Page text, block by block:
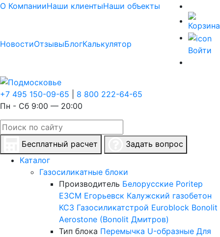
О КомпанииНаши клиентыНаши объекты
НовостиОтзывыБлогКалькулятор
Войти
+7 495 150-09-65
8 800 222-64-65
Пн - Сб 9:00 — 20:00
Бесплатный расчет
Задать вопрос
Каталог
Газосиликатные блоки
Производитель Белорусские Poritep
ЕЗСМ Егорьевск Калужский газобетон
КСЗ Газосиликатстрой Euroblock Bonolit
Aerostone (Bonolit Дмитров)
Тип блока Перемычка U-образные Для